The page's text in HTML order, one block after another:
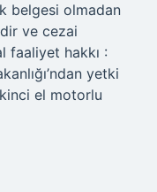
belgesi olmadan
ve cezai
faaliyet hakkı :
yetki
el motorlu